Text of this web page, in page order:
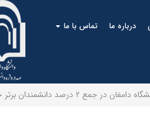
درباره ما تماس با ما
درصد دانشمندان برتر جهان ۲۰۲۵